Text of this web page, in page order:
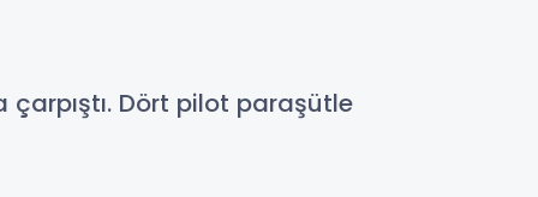
Dört pilot paraşütle